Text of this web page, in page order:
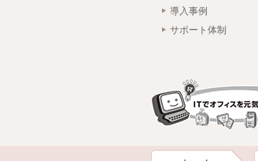
導入事例
サポート体制